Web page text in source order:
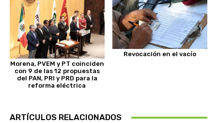
Morena, PVEM y PT coinciden
con 9 de las 12 propuestas
del PAN, PRI y PRD para la
reforma eléctrica
Revocación en el vacío
ARTÍCULOS RELACIONADOS